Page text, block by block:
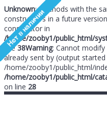
Unknown: Methods with the
constructors in a future
constructor in
/home/zooby1/public_html/
line38Warning: Cannot
already sent by (output
/home/zooby1/public_html/
/home/zooby1/public_html/
on line 28